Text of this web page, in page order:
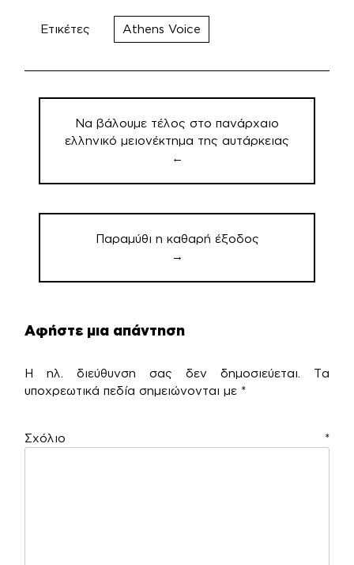
Ετικέτες Athens Voice
Πλοήγηση
άρθρωνΝα βάλουμε τέλος στο πανάρχαιο
ελληνικό μειονέκτημα της αυτάρκειας
←
Παραμύθι η καθαρή έξοδος
→
Αφήστε μια απάντηση
Η ηλ. διεύθυνση σας δεν δημοσιεύεται.
Τα
υποχρεωτικά πεδία σημειώνονται με *
Σχόλιο *